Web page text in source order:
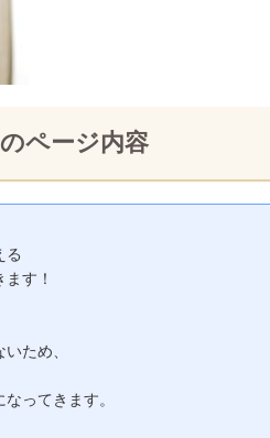
ページ内容
る
す！
ため、
ってきます。